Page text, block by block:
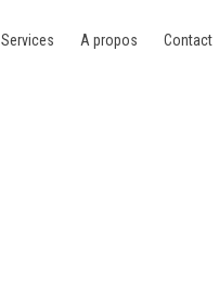
Services A propos Contact